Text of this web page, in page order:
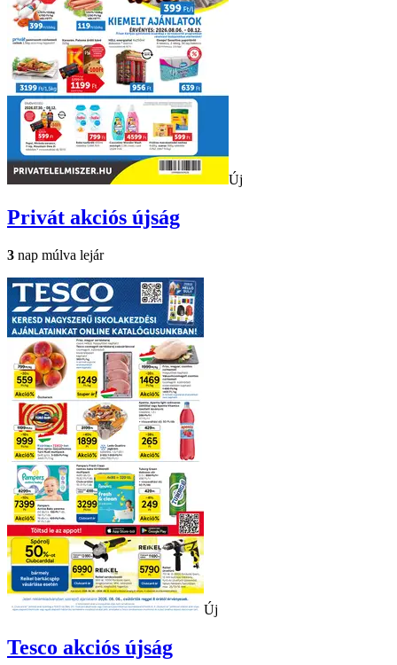
Új
Privát akciós újság
3 nap múlva lejár
Új
Tesco akciós újság